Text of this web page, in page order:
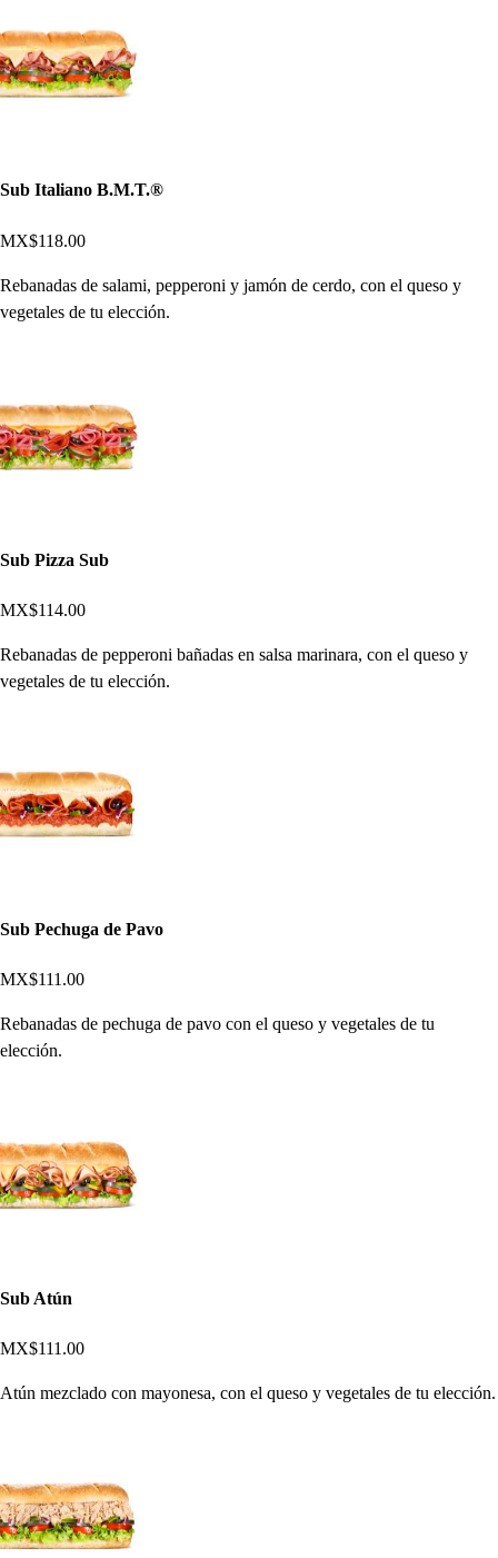
Sub Italiano B.M.T.®
MX$118.00
Rebanadas de salami, pepperoni y jamón de cerdo, con el queso y
vegetales de tu elección.
Sub Pizza Sub
MX$114.00
Rebanadas de pepperoni bañadas en salsa marinara, con el queso y
vegetales de tu elección.
Sub Pechuga de Pavo
MX$111.00
Rebanadas de pechuga de pavo con el queso y vegetales de tu
elección.
Sub Atún
MX$111.00
Atún mezclado con mayonesa, con el queso y vegetales de tu elección.